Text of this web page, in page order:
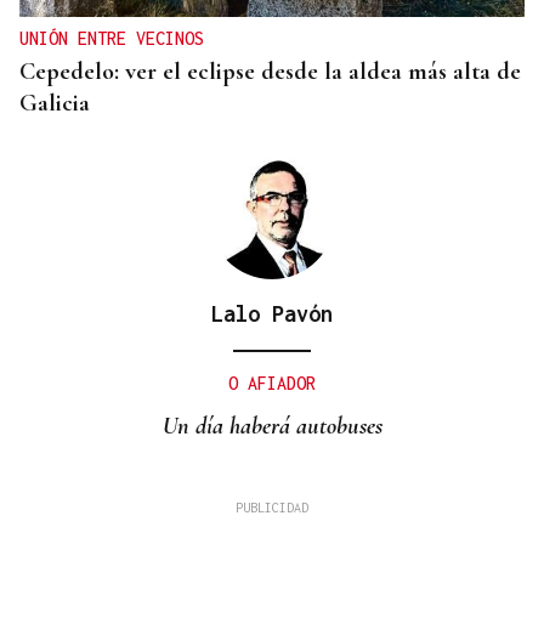
UNIÓN ENTRE VECINOS
Cepedelo: ver el eclipse desde la aldea más alta de
Galicia
Lalo Pavón
O AFIADOR
Un día haberá autobuses